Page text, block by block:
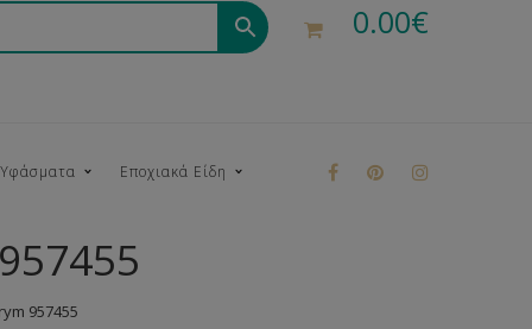
0.00€
Εποχιακά Είδη
957455